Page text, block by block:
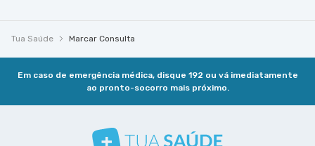
Tua Saúde Marcar Consulta
Em caso de emergência médica, disque 192 ou vá imediatamente
ao pronto-socorro mais próximo.